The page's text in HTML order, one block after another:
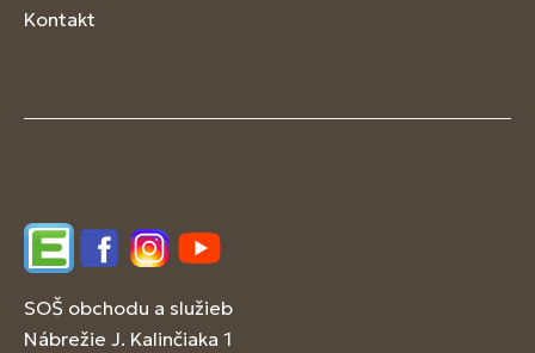
Kontakt
EdupageFacebookInstagram
YouTube
SOŠ obchodu a služieb
Nábrežie J. Kalinčiaka 1